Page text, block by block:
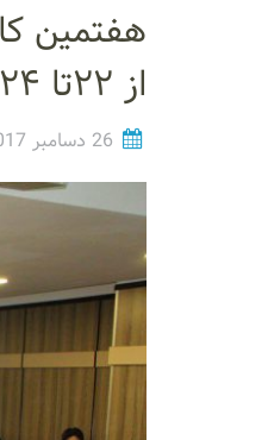
از ۲۲تا ۲۴ آذر۹۶در آزمایشگاه ملی نقشه برداری مغز برگزار شد
26 دسامبر 2017